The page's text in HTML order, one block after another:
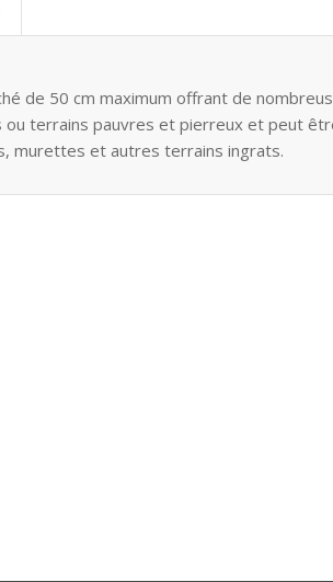
de 50 cm maximum offrant de
terrains pauvres et pierreux et peut
murettes et autres terrains ingrats.